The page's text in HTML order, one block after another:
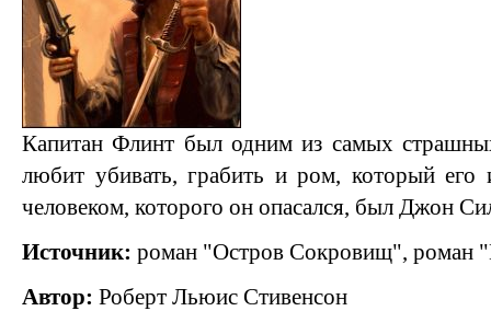
Капитан Флинт был одним из самых
любит убивать, грабить и ром, который его
человеком, которого он опасался, был Джон
Источник: роман "Остров Сокровищ", роман
Автор: Роберт Льюис Стивенсон